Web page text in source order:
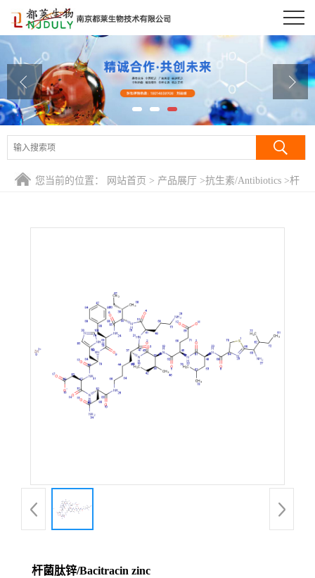
公司首页
公司介绍
公司动态
产品展厅
证书荣誉
您当前的位置： 网站首页 > 产品展厅 >抗生素/Antibiotics >杆
杆菌肽锌/Bacitracin zinc